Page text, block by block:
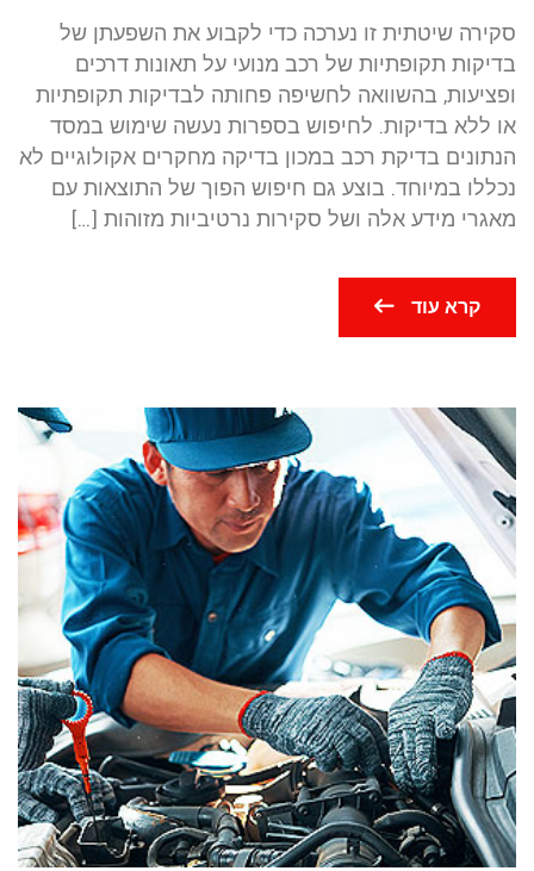
סקירה שיטתית זו נערכה כדי לקבוע את השפעתן של
בדיקות תקופתיות של רכב מנועי על תאונות דרכים
ופציעות, בהשוואה לחשיפה פחותה לבדיקות תקופתיות
או ללא בדיקות. לחיפוש בספרות נעשה שימוש במסד
הנתונים בדיקת רכב במכון בדיקה מחקרים אקולוגיים לא
נכללו במיוחד. בוצע גם חיפוש הפוך של התוצאות עם
מאגרי מידע אלה ושל סקירות נרטיביות מזוהות […]
קרא עוד